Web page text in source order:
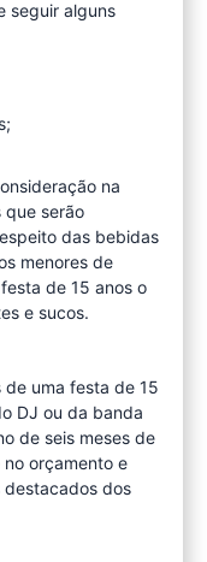
seguir alguns
na
que serão
das bebidas
menores de
de 15 anos o
e sucos.
uma festa de 15
DJ ou da banda
de seis meses de
orçamento e
destacados dos